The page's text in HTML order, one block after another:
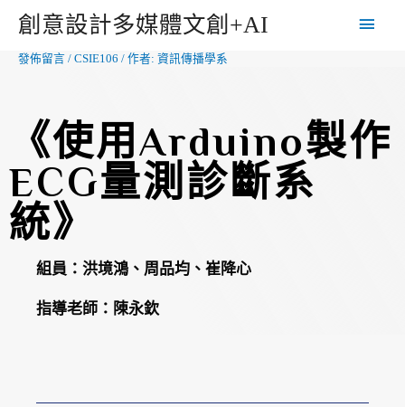
創意設計多媒體文創+AI
發佈留言 / CSIE106 / 作者: 資訊傳播學系
《使用Arduino製作
ECG量測診斷系
統》
組員： 洪境鴻、周品均、崔降心
指導老師： 陳永欽